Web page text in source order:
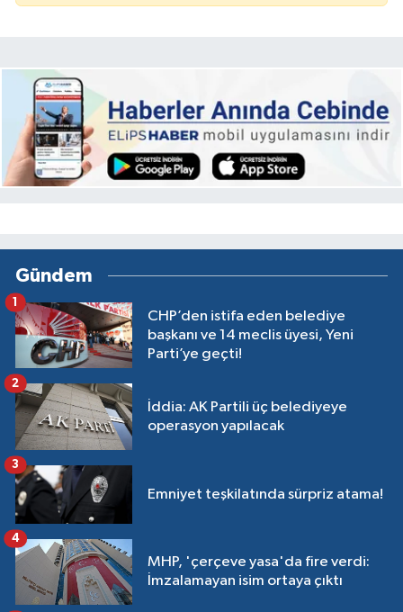
Gündem
CHP’den istifa eden belediye
başkanı ve 14 meclis üyesi, Yeni
Parti’ye geçti!
1
İddia: AK Partili üç belediyeye
operasyon yapılacak
2
Emniyet teşkilatında sürpriz atama!
3
MHP, 'çerçeve yasa'da fire verdi:
İmzalamayan isim ortaya çıktı
4